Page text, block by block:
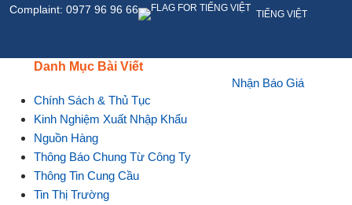
Complaint: 0977 96 96 66 TIẾNG VIỆT
Nhận Báo Giá
Danh Mục Bài Viết
Chính Sách & Thủ Tục
Kinh Nghiệm Xuất Nhập Khẩu
Nguồn Hàng
Thông Báo Chung Từ Công Ty
Thông Tin Cung Cầu
Tin Thị Trường